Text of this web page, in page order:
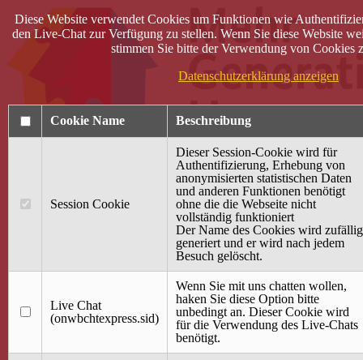
40 Jahre Mütterzentrum
Terminkalender
Gemeinsam aktiv
Gemeinsam unterwegs
wirFAIRändern
Diese Website verwendet Cookies um Funktionen wie
den Live-Chat zur Verfügung zu stellen. Wenn Sie diese Website
stimmen Sie bitte der Verwendung von Cookies
Datenschutzerklärung anzeigen
Cookie Name Beschreibung
Session Cookie
Dieser Session-Cookie wird für
Authentifizierung, Erhebung von
anonymisierten statistischen Daten
und anderen Funktionen benötigt
ohne die die Webseite nicht
vollständig funktioniert
Der Name des Cookies wird zufällig
generiert und er wird nach jedem
Besuch gelöscht.
Live Chat
(onwbchtexpress.sid)
Wenn Sie mit uns chatten wollen,
haken Sie diese Option bitte
unbedingt an. Dieser Cookie wird
für die Verwendung des Live-Chats
benötigt.